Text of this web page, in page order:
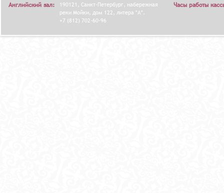
Английский зал:
190121, Санкт-Петербург, набережная
реки Мойки, дом 122, литера "А".
+7 (812) 702-60-96
Часы работы